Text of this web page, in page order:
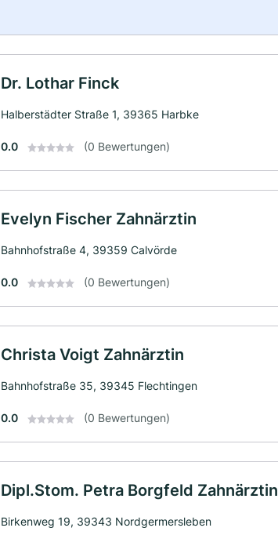
Dr. Lothar Finck
Halberstädter Straße 1, 39365 Harbke
0.0 (0 Bewertungen)
Evelyn Fischer Zahnärztin
Bahnhofstraße 4, 39359 Calvörde
0.0 (0 Bewertungen)
Christa Voigt Zahnärztin
Bahnhofstraße 35, 39345 Flechtingen
0.0 (0 Bewertungen)
Dipl.Stom. Petra Borgfeld Zahnärztin
Birkenweg 19, 39343 Nordgermersleben